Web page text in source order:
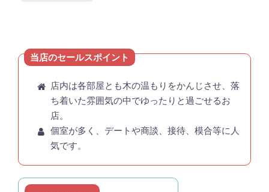
当店のセールスポイント
店内は各部屋とも木の温もりをかんじさせ、落
ち着いた雰囲気の中でゆったりと過ごせるお
店。
個室が多く、デートや商談、接待、模合等に人
気です。